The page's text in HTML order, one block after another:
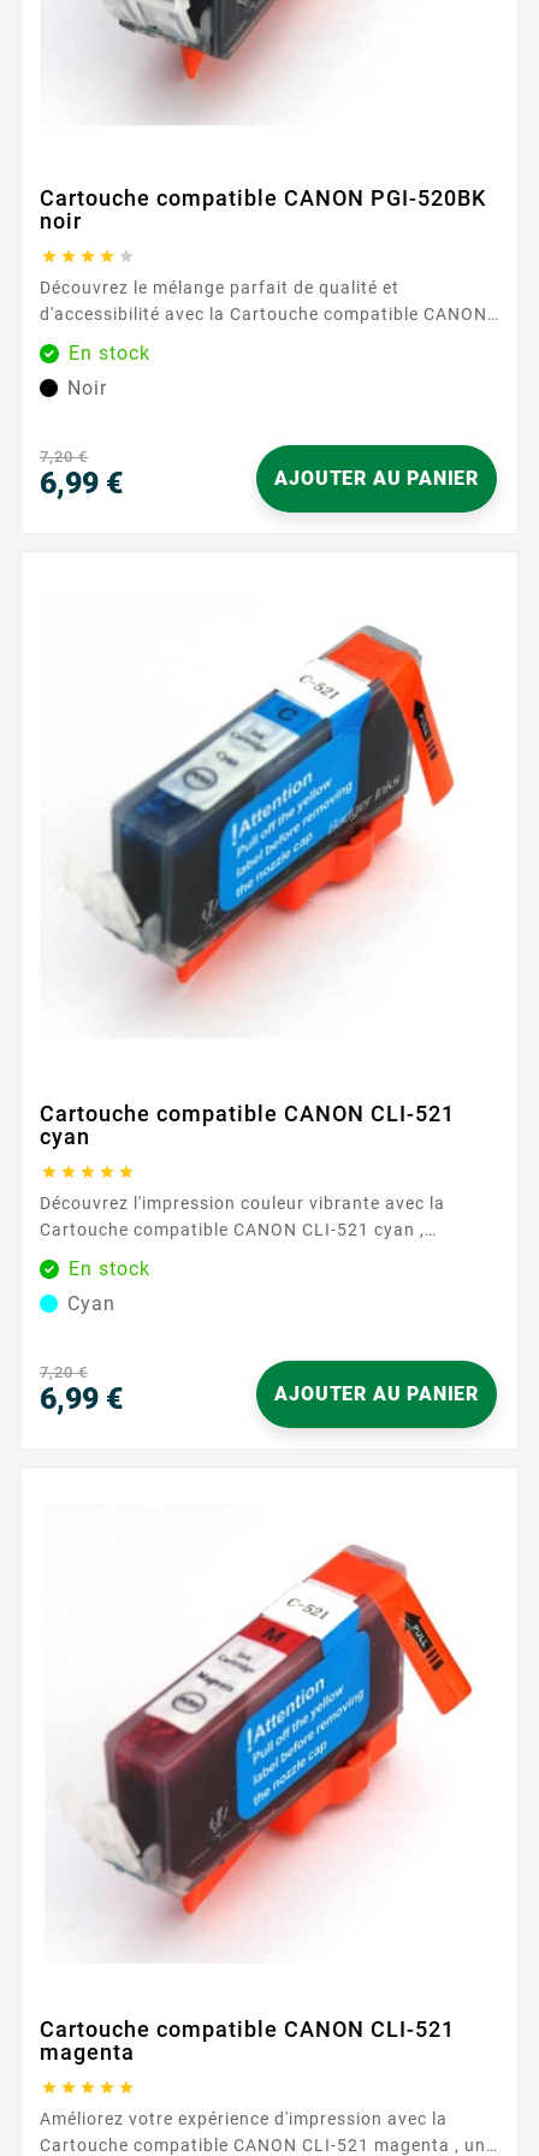
Cartouche compatible CANON PGI-520BK
noir
    
Découvrez le mélange parfait de qualité et
d'accessibilité avec la Cartouche compatible CANON
PGI-520BK noir , disponible exclusivement chez
Easycartouche. Conçue pour ceux qui exigent
l'excellence dans chaque impression, cette cartouche
avec précision et clarté. Que vous imprimiez des
rapports professionnels ou des photos...
En stock
Noir
7,20 €
6,99 € AJOUTER AU PANIER
Cartouche compatible CANON CLI-521
cyan
    
Découvrez l'impression couleur vibrante avec la
Cartouche compatible CANON CLI-521 cyan ,
exclusivement disponible chez Easycartouche. Cette
cartouche d'encre de haute qualité est conçue pour
offrir des impressions époustouflantes, de qualité
et photo se distingue par une clarté et une brillance
exceptionnelles. Parfaitement...
En stock
Cyan
7,20 €
6,99 € AJOUTER AU PANIER
Cartouche compatible CANON CLI-521
magenta
    
Améliorez votre expérience d'impression avec la
Cartouche compatible CANON CLI-521 magenta , un